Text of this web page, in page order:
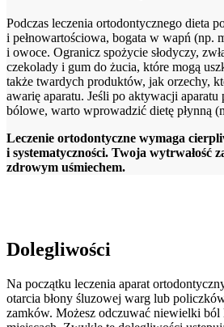
Podczas leczenia ortodontycznego dieta
i pełnowartościowa, bogata w wapń (np.
i owoce. Ogranicz spożycie słodyczy,
czekolady i gum do żucia, które mogą
także twardych produktów, jak orzechy,
awarię aparatu. Jeśli po aktywacji
bólowe, warto wprowadzić dietę płynną
Leczenie ortodontyczne wymaga
i systematyczności. Twoja wytrwałość
zdrowym uśmiechem.
Dolegliwości
Na początku leczenia aparat
otarcia błony śluzowej warg lub
zamków. Możesz odczuwać niewielki